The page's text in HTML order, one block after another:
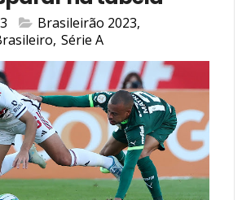
Brasileirão 2023,
, Série A